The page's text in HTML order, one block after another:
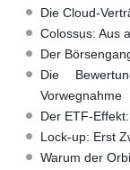
Die Cloud-
Colossus: Aus
Der
Die
Vorwegnahme
Der ETF-
Lock-up: Erst
Warum der